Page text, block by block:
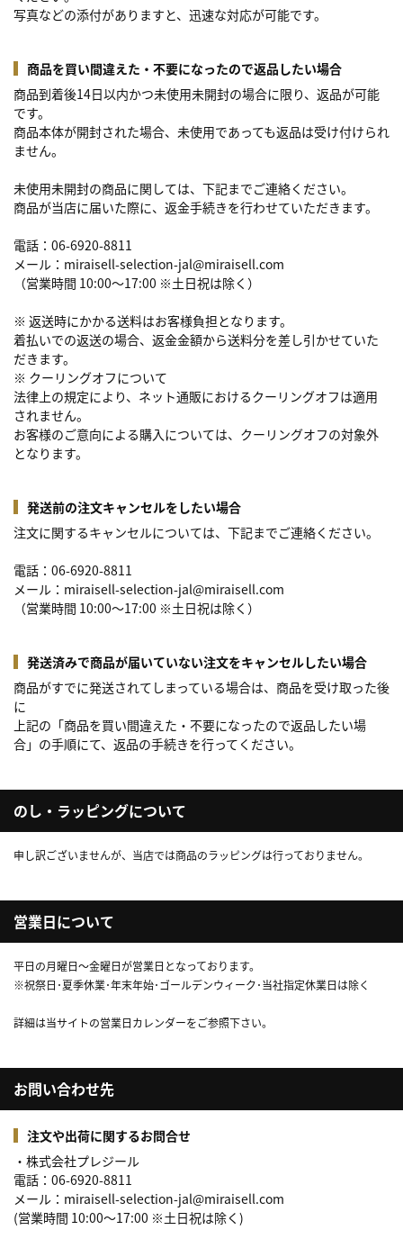
写真などの添付がありますと、迅速な対応が可能です。
商品を買い間違えた・不要になったので返品したい場合
商品到着後14日以内かつ未使用未開封の場合に限り、返品が可能
です。
商品本体が開封された場合、未使用であっても返品は受け付けられ
ません。
未使用未開封の商品に関しては、下記までご連絡ください。
商品が当店に届いた際に、返金手続きを行わせていただきます。
電話：06-6920-8811
メール：miraisell-selection-jal@miraisell.com
（営業時間 10:00～17:00 ※土日祝は除く）
※ 返送時にかかる送料はお客様負担となります。
着払いでの返送の場合、返金金額から送料分を差し引かせていた
だきます。
※ クーリングオフについて
法律上の規定により、ネット通販におけるクーリングオフは適用
されません。
お客様のご意向による購入については、クーリングオフの対象外
となります。
発送前の注文キャンセルをしたい場合
注文に関するキャンセルについては、下記までご連絡ください。
電話：06-6920-8811
メール：miraisell-selection-jal@miraisell.com
（営業時間 10:00～17:00 ※土日祝は除く）
発送済みで商品が届いていない注文をキャンセルしたい場合
商品がすでに発送されてしまっている場合は、商品を受け取った後
に
上記の「商品を買い間違えた・不要になったので返品したい場
合」の手順にて、返品の手続きを行ってください。
のし・ラッピングについて
申し訳ございませんが、当店では商品のラッピングは行っておりません。
営業日について
平日の月曜日～金曜日が営業日となっております。
※祝祭日･夏季休業･年末年始･ゴールデンウィーク･当社指定休業日は除く
詳細は当サイトの営業日カレンダーをご参照下さい。
お問い合わせ先
注文や出荷に関するお問合せ
・株式会社プレジール
電話：06-6920-8811
メール：miraisell-selection-jal@miraisell.com
(営業時間 10:00～17:00 ※土日祝は除く)